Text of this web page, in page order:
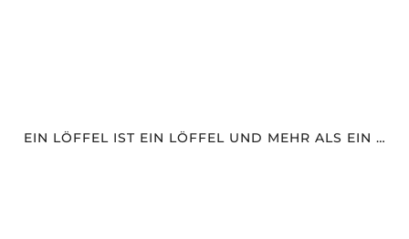
EIN LÖFFEL IST EIN LÖFFEL UND MEHR ALS EIN …